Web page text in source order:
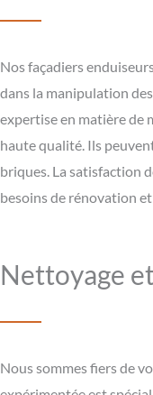
Nos façadiers
dans la manipulation
expertise en matière de
haute qualité. Ils
briques. La satisfaction
besoins de rénovation
Nettoyage
Nous sommes fiers de